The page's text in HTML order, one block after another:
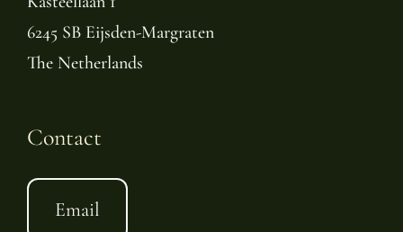
6245 SB Eijsden-Margraten
The Netherlands
Contact
Email